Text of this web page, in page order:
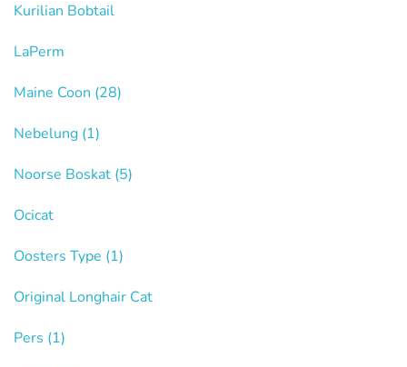
Kurilian Bobtail
LaPerm
Maine Coon (28)
Nebelung (1)
Noorse Boskat (5)
Ocicat
Oosters Type (1)
Original Longhair Cat
Pers (1)